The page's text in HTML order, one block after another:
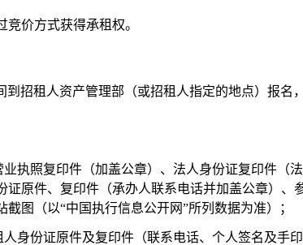
竞价方式获得承租权。
到招租人资产管理部（或招租人指定的地点）报名
业执照复印件（加盖公章）、法人身份证复印件（
证原件、复印件（承办人联系电话并加盖公章）、
图（以“中国执行信息公开网”所列数据为准）；
人身份证原件及复印件（联系电话、个人签名及手